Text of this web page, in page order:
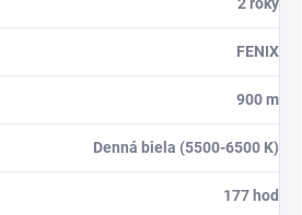
2 roky
FENIX
900 m
Denná biela (5500-6500 K)
177 hod